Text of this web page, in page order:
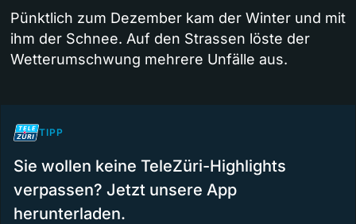
Pünktlich zum Dezember kam der Winter und mit
ihm der Schnee. Auf den Strassen löste der
Wetterumschwung mehrere Unfälle aus.
TIPP
Sie wollen keine TeleZüri-Highlights
verpassen? Jetzt unsere App
herunterladen.